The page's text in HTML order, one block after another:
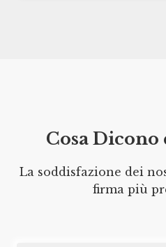
Cosa Dicono
La soddisfazione dei
firma più